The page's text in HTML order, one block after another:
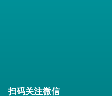
扫码关注微信